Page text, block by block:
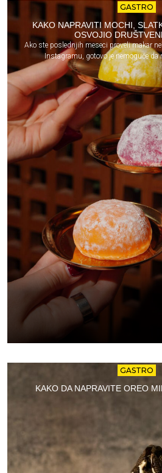
GASTRO
KAKO NAPRAVITI MOCHI,
OSVOJIO
Ako ste poslednjih meseci proveli makar
Instagramu, gotovo je nemoguće da
GASTRO
KAKO DA NAPRAVITE OREO